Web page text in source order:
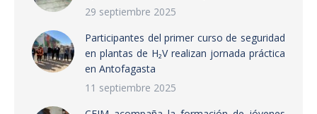
29 septiembre 2025
Participantes del primer curso de seguridad
en plantas de H₂V realizan jornada práctica
en Antofagasta
11 septiembre 2025